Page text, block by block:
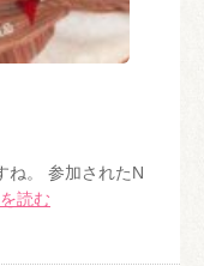
ね。 参加されたN
読む